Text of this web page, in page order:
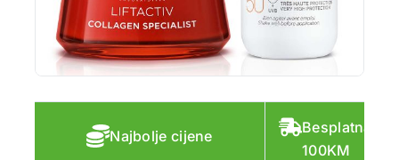
Najbolje cijene
Besplatna
100KM